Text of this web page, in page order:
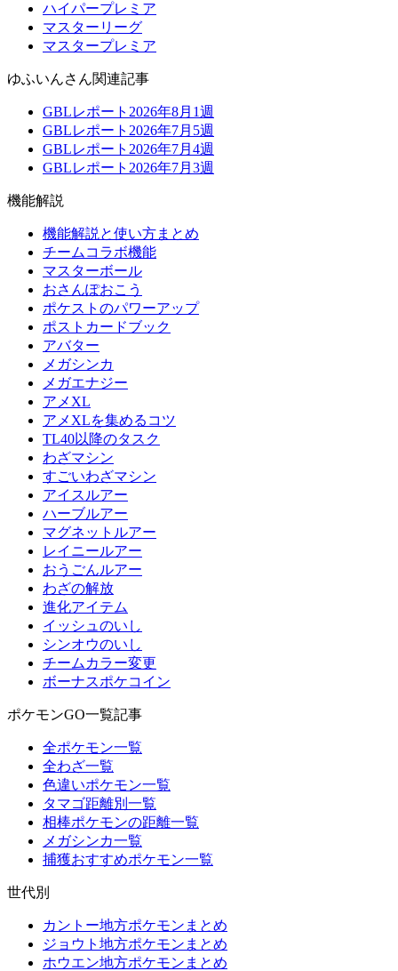
ハイパープレミア
マスターリーグ
マスタープレミア
ゆふいんさん関連記事
GBLレポート2026年8月1週
GBLレポート2026年7月5週
GBLレポート2026年7月4週
GBLレポート2026年7月3週
機能解説
機能解説と使い方まとめ
チームコラボ機能
マスターボール
おさんぽおこう
ポケストのパワーアップ
ポストカードブック
アバター
メガシンカ
メガエナジー
アメXL
アメXLを集めるコツ
TL40以降のタスク
わざマシン
すごいわざマシン
アイスルアー
ハーブルアー
マグネットルアー
レイニールアー
おうごんルアー
わざの解放
進化アイテム
イッシュのいし
シンオウのいし
チームカラー変更
ボーナスポケコイン
ポケモンGO一覧記事
全ポケモン一覧
全わざ一覧
色違いポケモン一覧
タマゴ距離別一覧
相棒ポケモンの距離一覧
メガシンカ一覧
捕獲おすすめポケモン一覧
世代別
カントー地方ポケモンまとめ
ジョウト地方ポケモンまとめ
ホウエン地方ポケモンまとめ